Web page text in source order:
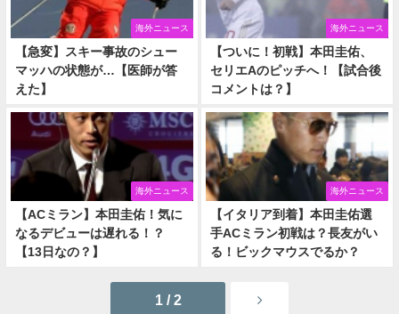
海外ニュース
【急変】スキー事故のシュー
マッハの状態が…【医師が答
えた】
海外ニュース
【ついに！初戦】本田圭佑、
セリエAのピッチへ！【試合後
コメントは？】
海外ニュース
【ACミラン】本田圭佑！気に
なるデビューは遅れる！？
【13日なの？】
海外ニュース
【イタリア到着】本田圭佑選
手ACミラン初戦は？長友がい
る！ビックマウスでるか？
1 / 2